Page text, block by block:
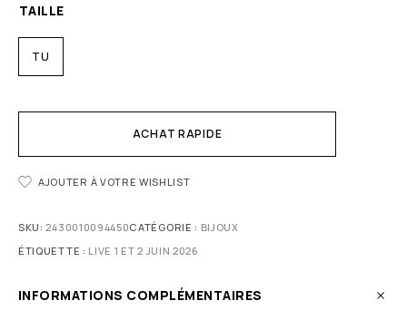
TAILLE
TU
ACHAT RAPIDE
AJOUTER À VOTRE WISHLIST
SKU:2430010094450CATÉGORIE : BIJOUX
ÉTIQUETTE : LIVE 1 ET 2 JUIN 2026
INFORMATIONS COMPLÉMENTAIRES